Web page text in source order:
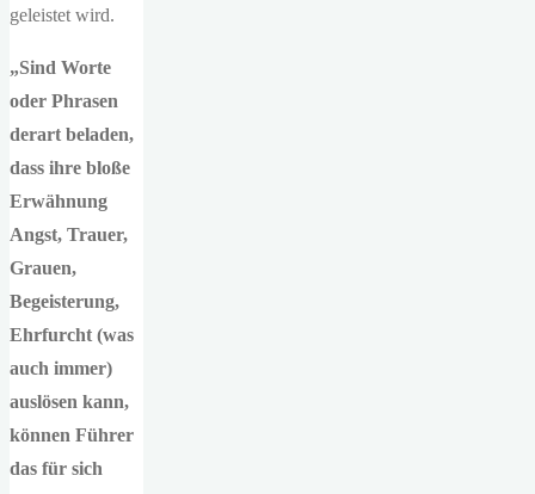
geleistet wird.
„Sind Worte
oder Phrasen
derart beladen,
dass ihre bloße
Erwähnung
Angst, Trauer,
Grauen,
Begeisterung,
Ehrfurcht (was
auch immer)
auslösen kann,
können Führer
das für sich